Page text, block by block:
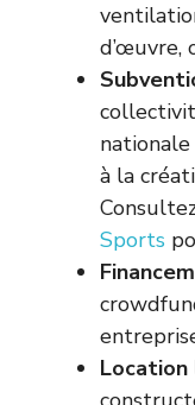
d’œuvre,
à la
Sports
Location